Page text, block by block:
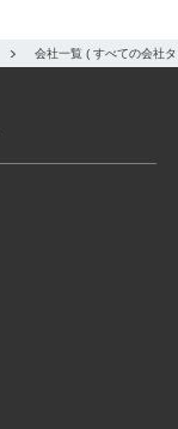
会社一覧 ( すべての会社